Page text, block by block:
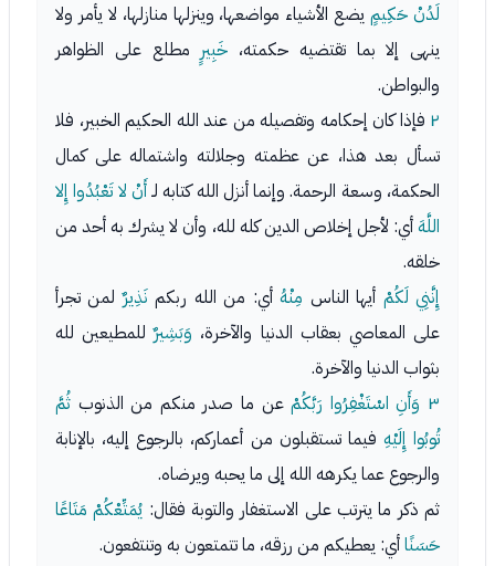
لَدُنْ حَكِيمٍيضع الأشياء مواضعها، وينزلها منازلها، لا يأمر ولا
ينهى إلا بما تقتضيه حكمته، خَبِيرٍ مطلع على الظواهر
والبواطن.
٢ فإذا كان إحكامه وتفصيله من عند الله الحكيم الخبير، فلا
تسأل بعد هذا، عن عظمته وجلالته واشتماله على كمال
الحكمة، وسعة الرحمة. وإنما أنزل الله كتابه لـأَنْ لا تَعْبُدُوا إِلا
اللَّهَأي: لأجل إخلاص الدين كله لله، وأن لا يشرك به أحد من
خلقه.
إِنَّنِي لَكُمْ أيها الناس مِنْهُأي: من الله ربكمنَذِيرٌلمن تجرأ
على المعاصي بعقاب الدنيا والآخرة، وَبَشِيرٌللمطيعين لله
بثواب الدنيا والآخرة.
٣ وَأَنِ اسْتَغْفِرُوا رَبَّكُمْعن ما صدر منكم من الذنوب ثُمَّ
تُوبُوا إِلَيْهِ فيما تستقبلون من أعماركم، بالرجوع إليه، بالإنابة
والرجوع عما يكرهه الله إلى ما يحبه ويرضاه.
ثم ذكر ما يترتب على الاستغفار والتوبة فقال: يُمَتِّعْكُمْ مَتَاعًا
حَسَنًاأي: يعطيكم من رزقه، ما تتمتعون به وتنتفعون.